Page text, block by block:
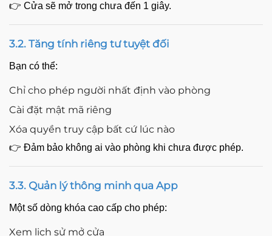
👉 Cửa sẽ mở trong chưa đến 1 giây.
3.2. Tăng tính riêng tư tuyệt đối
Bạn có thể:
Chỉ cho phép người nhất định vào phòng
Cài đặt mật mã riêng
Xóa quyền truy cập bất cứ lúc nào
👉 Đảm bảo không ai vào phòng khi chưa được phép.
3.3. Quản lý thông minh qua App
Một số dòng khóa cao cấp cho phép:
Xem lịch sử mở cửa